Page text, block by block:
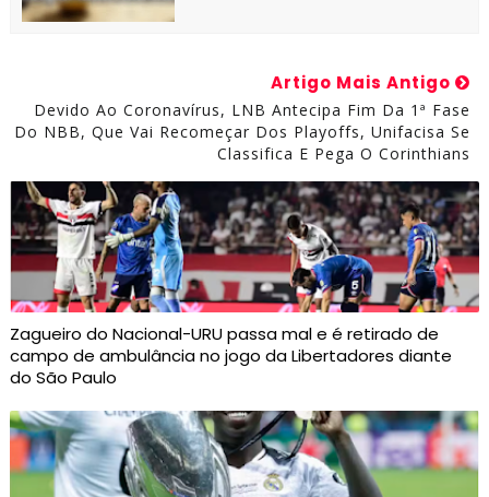
Artigo Mais Antigo
Devido Ao Coronavírus, LNB Antecipa Fim Da 1ª Fase
Do NBB, Que Vai Recomeçar Dos Playoffs, Unifacisa Se
Classifica E Pega O Corinthians
Zagueiro do Nacional-URU passa mal e é retirado de
campo de ambulância no jogo da Libertadores diante
do São Paulo